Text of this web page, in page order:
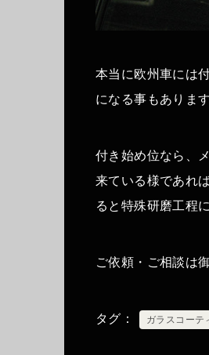
本当に欧州車には
になる事もあります
付き始め位なら、
来ている様であれ
ると特殊研磨工程
ご依頼・ご相談は
タグ ガラスコーテ